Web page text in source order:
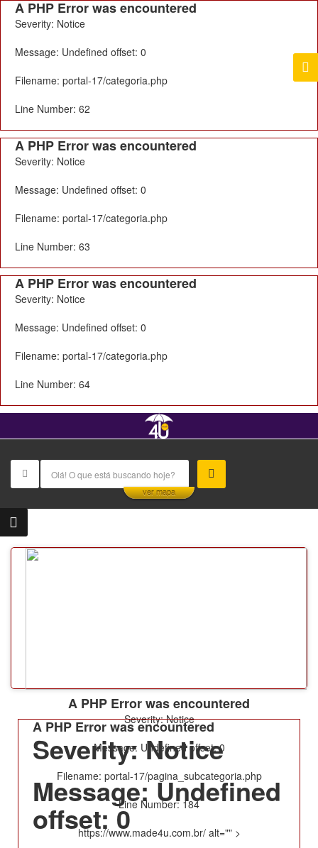
A PHP Error was encountered
Severity: Notice
Message: Undefined offset: 0
Filename: portal-17/categoria.php
Line Number: 62
A PHP Error was encountered
Severity: Notice
Message: Undefined offset: 0
Filename: portal-17/categoria.php
Line Number: 63
A PHP Error was encountered
Severity: Notice
Message: Undefined offset: 0
Filename: portal-17/categoria.php
Line Number: 64
This page can't load Google Maps correctly.
ver mapa
A PHP Error was encountered
Severity: Notice
Message: Undefined offset: 0
Filename: portal-17/pagina_subcategoria.php
Line Number: 184
https://www.made4u.com.br/ alt="" >
A PHP Error was encountered
Severity: Notice
Message: Undefined
offset: 0